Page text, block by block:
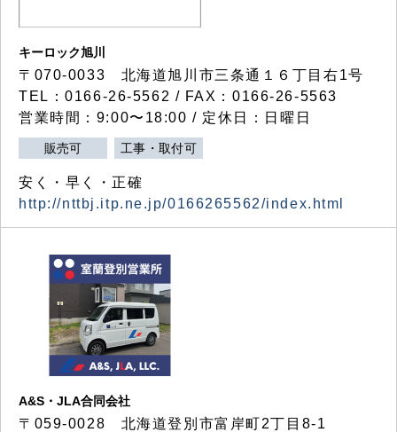
キーロック旭川
〒070-0033 北海道旭川市三条通１６丁目右1号
TEL：0166-26-5562 / FAX：0166-26-5563
営業時間：9:00〜18:00 / 定休日：日曜日
販売可 工事・取付可
安く・早く・正確
http://nttbj.itp.ne.jp/0166265562/index.html
A&S・JLA合同会社
〒 059-0028 北海道登別市富岸町2丁目 8-1